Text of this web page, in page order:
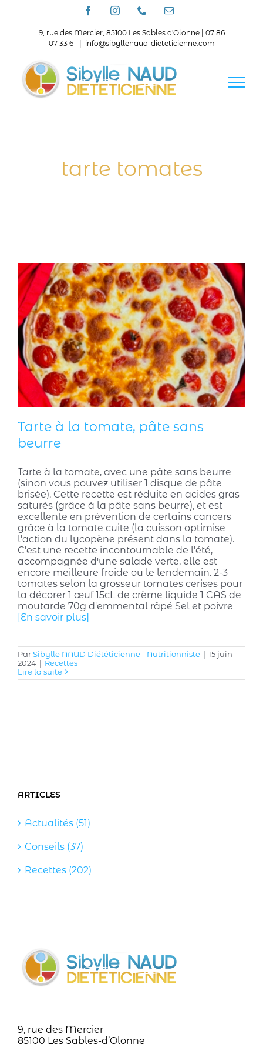
FacebookInstagramTéléphoneEmail
9, rue des Mercier, 85100 Les Sables d'Olonne | 07 86
07 33 61
info@sibyllenaud-dieteticienne.com
tarte tomates
Tarte à la tomate, pâte sans
beurre
Tarte à la tomate, avec une pâte sans beurre
(sinon vous pouvez utiliser 1 disque de pâte
brisée). Cette recette est réduite en acides gras
saturés (grâce à la pâte sans beurre), et est
excellente en prévention de certains cancers
grâce à la tomate cuite (la cuisson optimise
l'action du lycopène présent dans la tomate).
C'est une recette incontournable de l'été,
accompagnée d'une salade verte, elle est
encore meilleure froide ou le lendemain. 2-3
tomates selon la grosseur tomates cerises pour
la décorer 1 œuf 15cL de crème liquide 1 CAS de
moutarde 70g d'emmental râpé Sel et poivre
[En savoir plus]
ParSibylle NAUD Diététicienne - Nutritionniste | 15 juin
2024 | Recettes
Lire la suite
ARTICLES
Actualités (51)
Conseils (37)
Recettes (202)
9, rue des Mercier
85100 Les Sables-d’Olonne